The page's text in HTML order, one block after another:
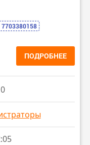
ПОДРОБНЕЕ
0